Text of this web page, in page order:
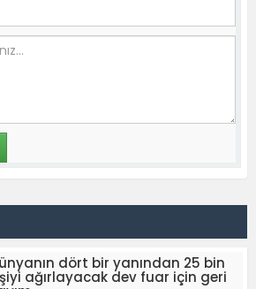
dört bir yanından 25 bin
ağırlayacak dev fuar için geri